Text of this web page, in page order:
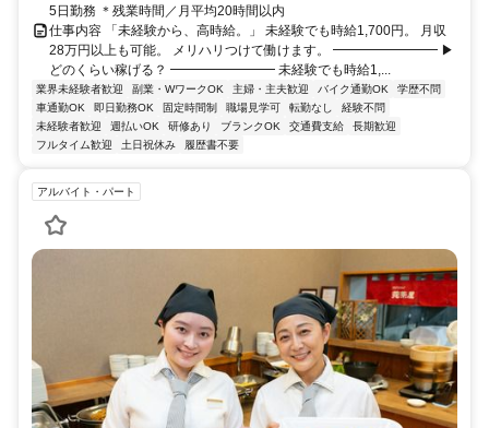
5日勤務 ＊残業時間／月平均20時間以内
仕事内容 「未経験から、高時給。」 未経験でも時給1,700円。 月収
28万円以上も可能。 メリハリつけて働けます。 ━━━━━━━━ ▶
どのくらい稼げる？ ━━━━━━━━ 未経験でも時給1,...
業界未経験者歓迎 副業・WワークOK 主婦・主夫歓迎 バイク通勤OK
学歴不問
車通勤OK
即日勤務OK 固定時間制 職場見学可 転勤なし
経験不問
未経験者歓迎
週払いOK 研修あり ブランクOK 交通費支給
長期歓迎
フルタイム歓迎
土日祝休み 履歴書不要
アルバイト・パート